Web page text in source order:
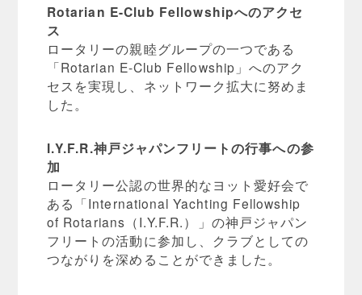
Rotarian E-Club Fellowshipへのアクセ
ス
ロータリーの親睦グループの一つである
「Rotarian E-Club Fellowship」へのアク
セスを実現し、ネットワーク拡大に努めま
した。
I.Y.F.R.神戸ジャパンフリートの行事への参
加
ロータリー公認の世界的なヨット愛好会で
ある「International Yachting Fellowship
of Rotarians（I.Y.F.R.）」の神戸ジャパン
フリートの活動に参加し、クラブとしての
つながりを深めることができました。